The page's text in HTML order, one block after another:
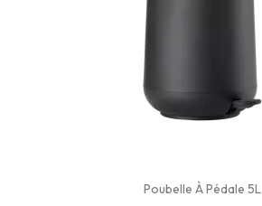
Poubelle À Pédale 5L